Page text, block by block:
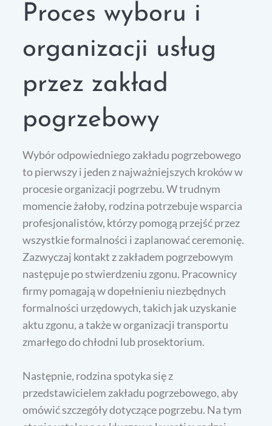
Proces wyboru i
organizacji usług
przez zakład
pogrzebowy
Wybór odpowiedniego zakładu pogrzebowego
to pierwszy i jeden z najważniejszych kroków w
procesie organizacji pogrzebu. W trudnym
momencie żałoby, rodzina potrzebuje wsparcia
profesjonalistów, którzy pomogą przejść przez
wszystkie formalności i zaplanować ceremonię.
Zazwyczaj kontakt z zakładem pogrzebowym
następuje po stwierdzeniu zgonu. Pracownicy
firmy pomagają w dopełnieniu niezbędnych
formalności urzędowych, takich jak uzyskanie
aktu zgonu, a także w organizacji transportu
zmarłego do chłodni lub prosektorium.
Następnie, rodzina spotyka się z
przedstawicielem zakładu pogrzebowego, aby
omówić szczegóły dotyczące pogrzebu. Na tym